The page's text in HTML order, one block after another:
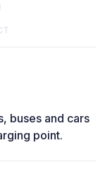
buses and cars
point.